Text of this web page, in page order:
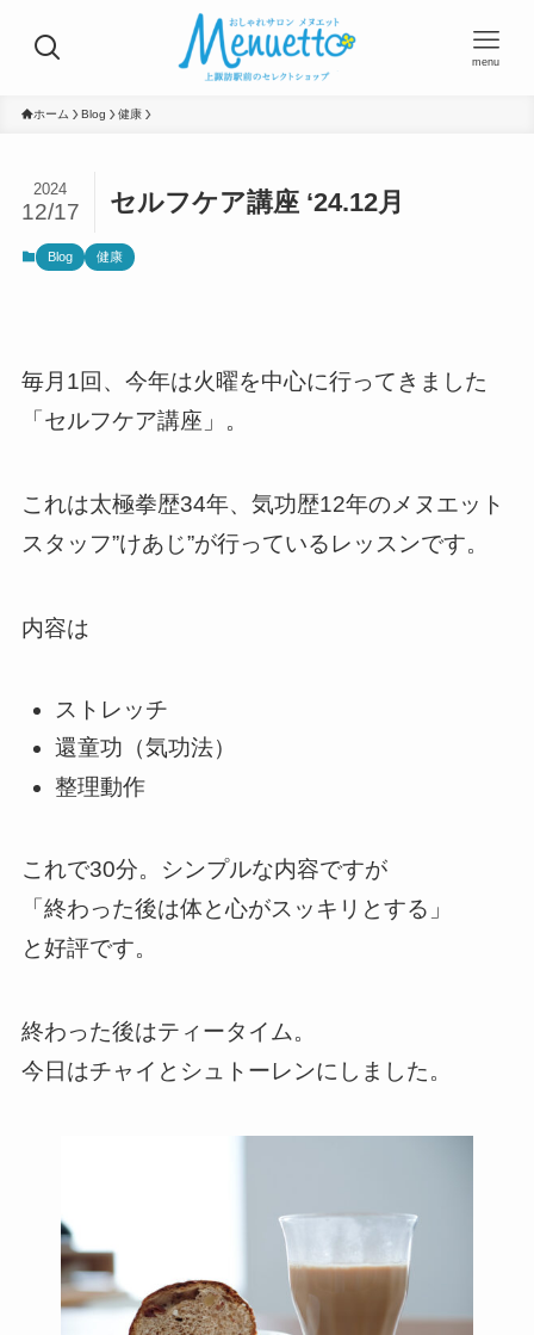
menu
ホーム Blog 健康
セルフケア講座 ‘24.12月
2024
12/17
Blog 健康
毎月1回、今年は火曜を中心に行ってきました
「セルフケア講座」。
これは太極拳歴34年、気功歴12年のメヌエット
スタッフ”けあじ”が行っているレッスンです。
内容は
ストレッチ
還童功（気功法）
整理動作
これで30分。シンプルな内容ですが
「終わった後は体と心がスッキリとする」
と好評です。
終わった後はティータイム。
今日はチャイとシュトーレンにしました。